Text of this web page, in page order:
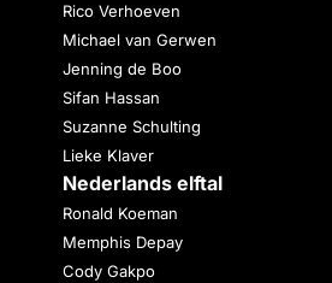
Rico Verhoeven
Michael van Gerwen
Jenning de Boo
Sifan Hassan
Suzanne Schulting
Lieke Klaver
Nederlands elftal
Ronald Koeman
Memphis Depay
Cody Gakpo